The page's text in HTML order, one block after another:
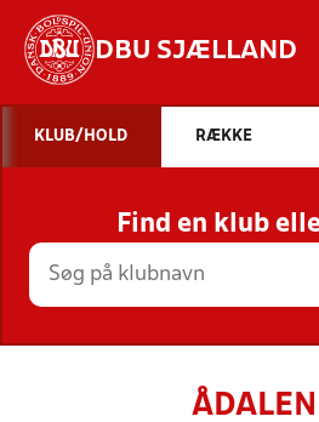
DBU SJÆLLAND
STILLINGER,
HOLD
KLUB/HOLD RÆKKE
Find en klub